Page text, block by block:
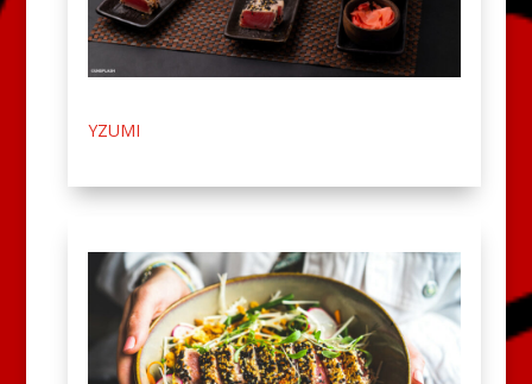
YZUMI